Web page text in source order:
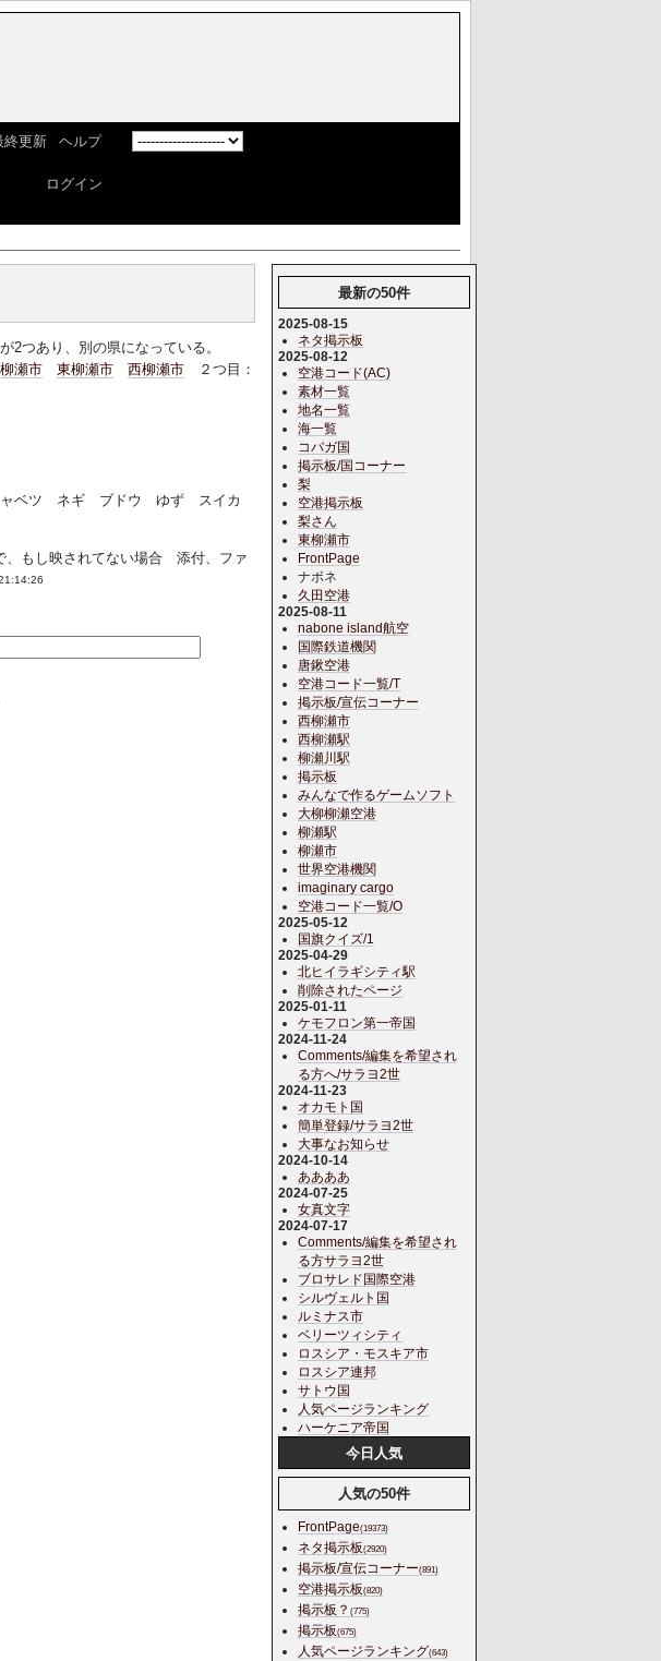
終更新| ヘルプ] [
イン: ログイン
2つあり、別の県になっている。
柳瀬市 東柳瀬市 西柳瀬市 ２つ目：
ベツ ネギ ブドウ ゆず スイカ
、もし映されてない場合 添付、ファ
最新の50件
2025-08-15
ネタ掲示板
2025-08-12
空港コード(AC)
素材一覧
地名一覧
海一覧
コバガ国
掲示板/国コーナー
梨
空港掲示板
梨さん
東柳瀬市
FrontPage
ナボネ
久田空港
2025-08-11
nabone island航空
国際鉄道機関
唐鍬空港
空港コード一覧/T
掲示板/宣伝コーナー
西柳瀬市
西柳瀬駅
柳瀬川駅
掲示板
みんなで作るゲームソフト
大柳柳瀬空港
柳瀬駅
柳瀬市
世界空港機関
imaginary cargo
空港コード一覧/O
2025-05-12
国旗クイズ/1
2025-04-29
北ヒイラギシティ駅
削除されたページ
2025-01-11
ケモフロン第一帝国
2024-11-24
Comments/編集を希望され
る方へ/サラヨ2世
2024-11-23
オカモト国
簡単登録/サラヨ2世
大事なお知らせ
2024-10-14
ああああ
2024-07-25
女真文字
2024-07-17
Comments/編集を希望され
る方サラヨ2世
ブロサレド国際空港
シルヴェルト国
ルミナス市
ベリーツィシティ
ロスシア・モスキア市
ロスシア連邦
サトウ国
人気ページランキング
ハーケニア帝国
今日人気
人気の50件
FrontPage(19373)
ネタ掲示板(2920)
掲示板/宣伝コーナー(891)
空港掲示板(820)
掲示板？ (775)
掲示板(675)
人気ページランキング(643)